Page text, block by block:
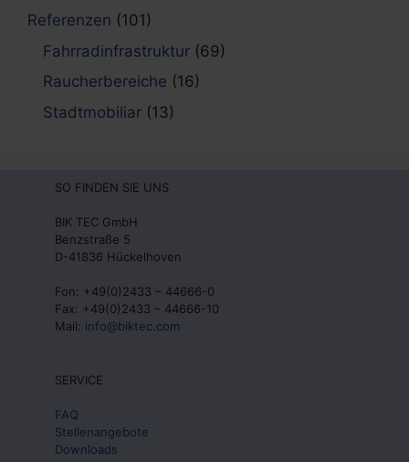
Referenzen (101)
Fahrradinfrastruktur (69)
Raucherbereiche (16)
Stadtmobiliar (13)
SO FINDEN SIE UNS
BIK TEC GmbH
Benzstraße 5
D-41836 Hückelhoven
Fon: +49(0)2433 – 44666-0
Fax: +49(0)2433 – 44666-10
Mail: info@biktec.com
SERVICE
FAQ
Stellenangebote
Downloads